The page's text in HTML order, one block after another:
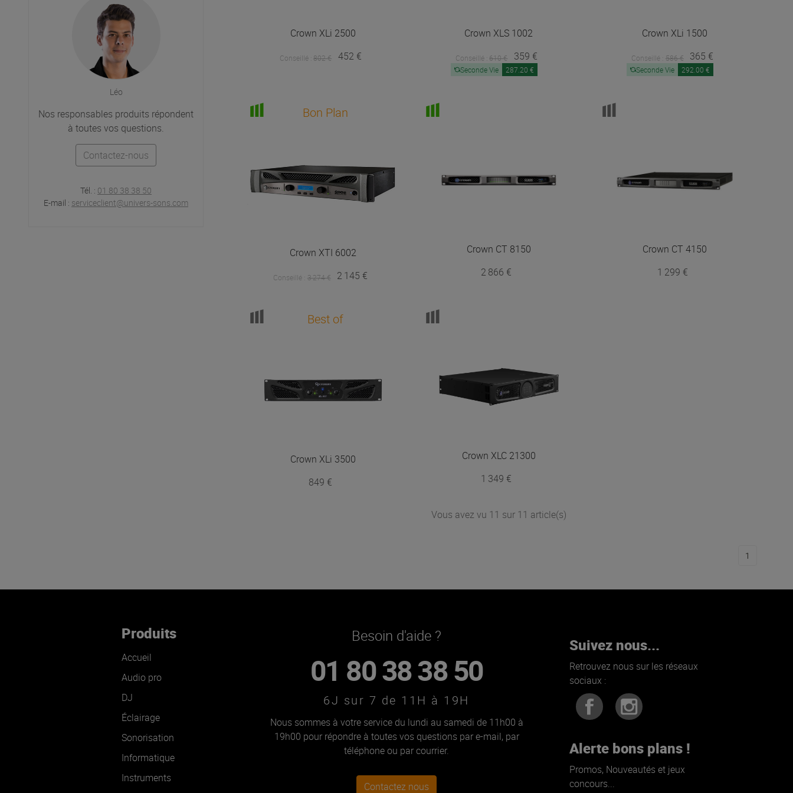
Léo
Nos responsables produits répondent
à toutes vos questions.
Contactez-nous
Tél. : 01 80 38 38 50
E-mail : serviceclient@univers-sons.com
Crown XLi 2500
Conseillé : 802 € 452 €
CrownXLS 1002
Conseillé : 610 € 359 €
Seconde Vie 287.20 €
CrownXLi 1500
Conseillé : 586 € 365 €
Seconde Vie 292.00 €
Bon Plan
Crown XTI 6002
Conseillé : 3 274 € 2 145 €
Crown CT 8150
2 866 €
Crown CT 4150
1 299 €
Best of
Crown XLi 3500
849 €
Crown XLC 21300
1 349 €
Vous avez vu 11 sur 11 article(s)
1
Besoin d'aide ?
01 80 38 38 50
6J sur 7 de 11H à 19H
Nous sommes à votre service du lundi au samedi de 11h00 à
19h00 pour répondre à toutes vos questions par e-mail, par
téléphone ou par courrier.
Contactez nous
Produits
Accueil
Audio pro
DJ
Éclairage
Sonorisation
Informatique
Instruments
Suivez nous...
Retrouvez nous sur les réseaux
sociaux :
Alerte bons plans !
Promos, Nouveautés et jeux
concours...